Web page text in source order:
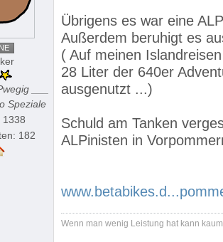
___
Speziale
1338
182
Übrigens es war eine
Außerdem beruhigt es
( Auf meinen
28 Liter der 640er
ausgenutzt ...)
Schuld am Tanken
ALPinisten in
Wenn man wenig Leistung hat kann